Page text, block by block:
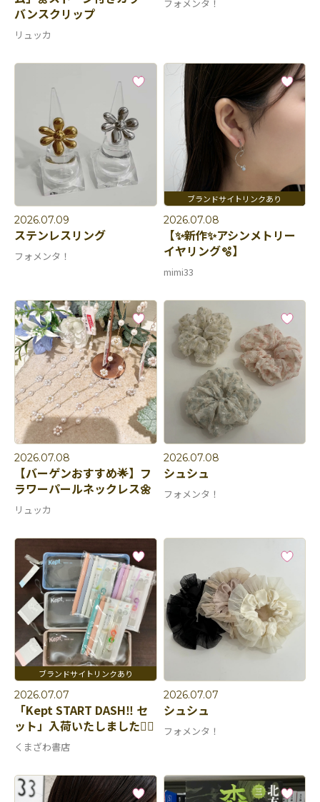
バンスクリップ
リュッカ
フォメンタ！
2026.07.09
ステンレスリング
フォメンタ！
2026.07.08
【✨新作✨アシンメトリー
イヤリング🫧】
mimi33
2026.07.08
【バーゲンおすすめ🌟】フ
ラワーパールネックレス🌼
リュッカ
2026.07.08
シュシュ
フォメンタ！
2026.07.07
「Kept START DASH‼︎ セ
ット」入荷いたしました🏃‍♀️
くまざわ書店
2026.07.07
シュシュ
フォメンタ！